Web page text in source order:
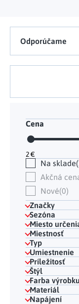
Vonkajšie
Lapače hmyzu
Zdravotné
Citrusové leto
Solárne
Jarné
Výpredaj
Odporúčame
Cena
2€
Na sklade
Akčná
Nové 0
Značky
Sezóna
Miesto
Miestnosť
Typ
Umiestnenie
Príležitosť
Štýl
Farba výrobku
Materiál
Napájení